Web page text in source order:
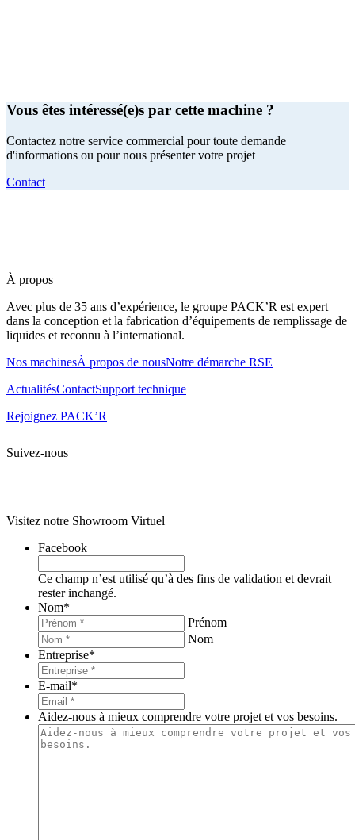
Vous êtes intéressé(e)s par cette machine ?
Contactez notre service commercial pour toute demande
d'informations ou pour nous présenter votre projet
Contact
À propos
Avec plus de 35 ans d’expérience, le groupe PACK’R est expert
dans la conception et la fabrication d’équipements de remplissage de
liquides et reconnu à l’international.
Nos machinesÀ propos de nousNotre démarche RSE
ActualitésContactSupport technique
Rejoignez PACK’R
Suivez-nous
Visitez notre Showroom Virtuel
Facebook
Ce champ n’est utilisé qu’à des fins de validation et devrait
rester inchangé.
Nom*
Prénom
Nom
Entreprise*
E-mail*
Aidez-nous à mieux comprendre votre projet et vos besoins.